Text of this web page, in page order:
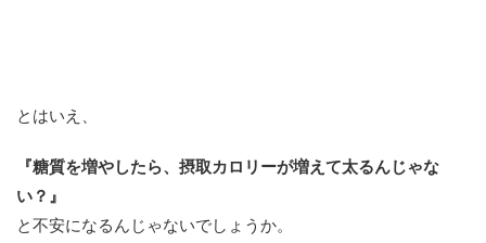
とはいえ、
『糖質を増やしたら、摂取カロリーが増えて太るんじゃな
い？』
と不安になるんじゃないでしょうか。